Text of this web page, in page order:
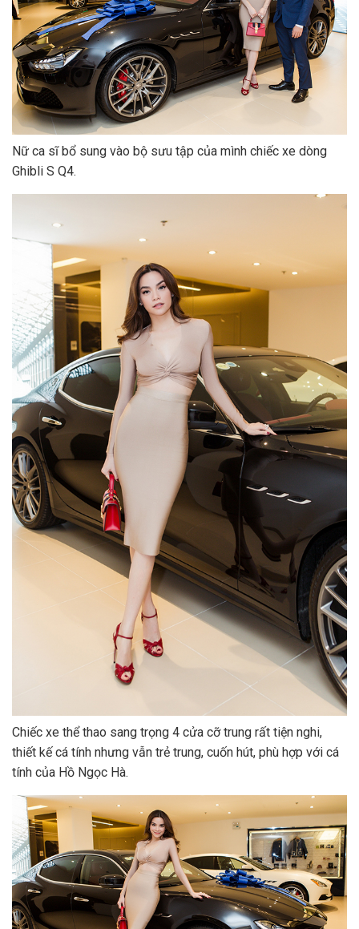
Nữ ca sĩ bổ sung vào bộ sưu tập của mình chiếc xe dòng
Ghibli S Q4.
Chiếc xe thể thao sang trọng 4 cửa cỡ trung rất tiện nghi,
thiết kế cá tính nhưng vẫn trẻ trung, cuốn hút, phù hợp với cá
tính của Hồ Ngọc Hà.